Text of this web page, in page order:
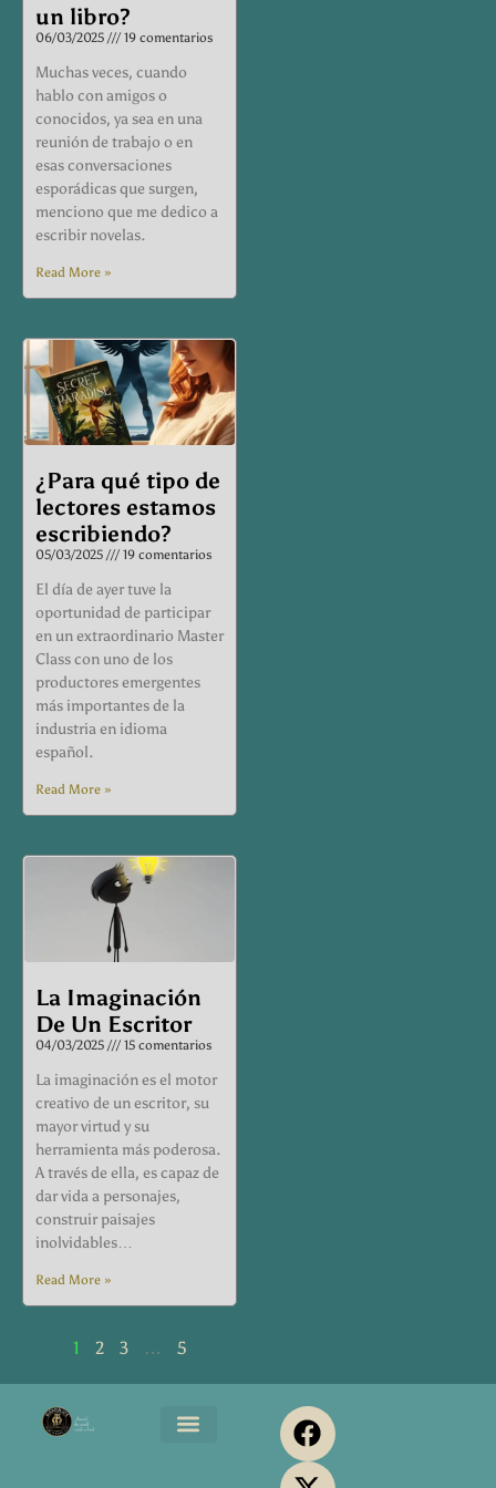
un libro?
06/03/2025 19 comentarios
Muchas veces, cuando
hablo con amigos o
conocidos, ya sea en una
reunión de trabajo o en
esas conversaciones
esporádicas que surgen,
menciono que me dedico a
escribir novelas.
Read More »
¿Para qué tipo de
lectores estamos
escribiendo?
05/03/2025 19 comentarios
El día de ayer tuve la
oportunidad de participar
en un extraordinario Master
Class con uno de los
productores emergentes
más importantes de la
industria en idioma
español.
Read More »
La Imaginación
De Un Escritor
04/03/2025 15 comentarios
La imaginación es el motor
creativo de un escritor, su
mayor virtud y su
herramienta más poderosa.
A través de ella, es capaz de
dar vida a personajes,
construir paisajes
inolvidables…
Read More »
1 2 3 … 5
F
a
c
X
-
t
Y
o
u
P
i
n
I
n
s